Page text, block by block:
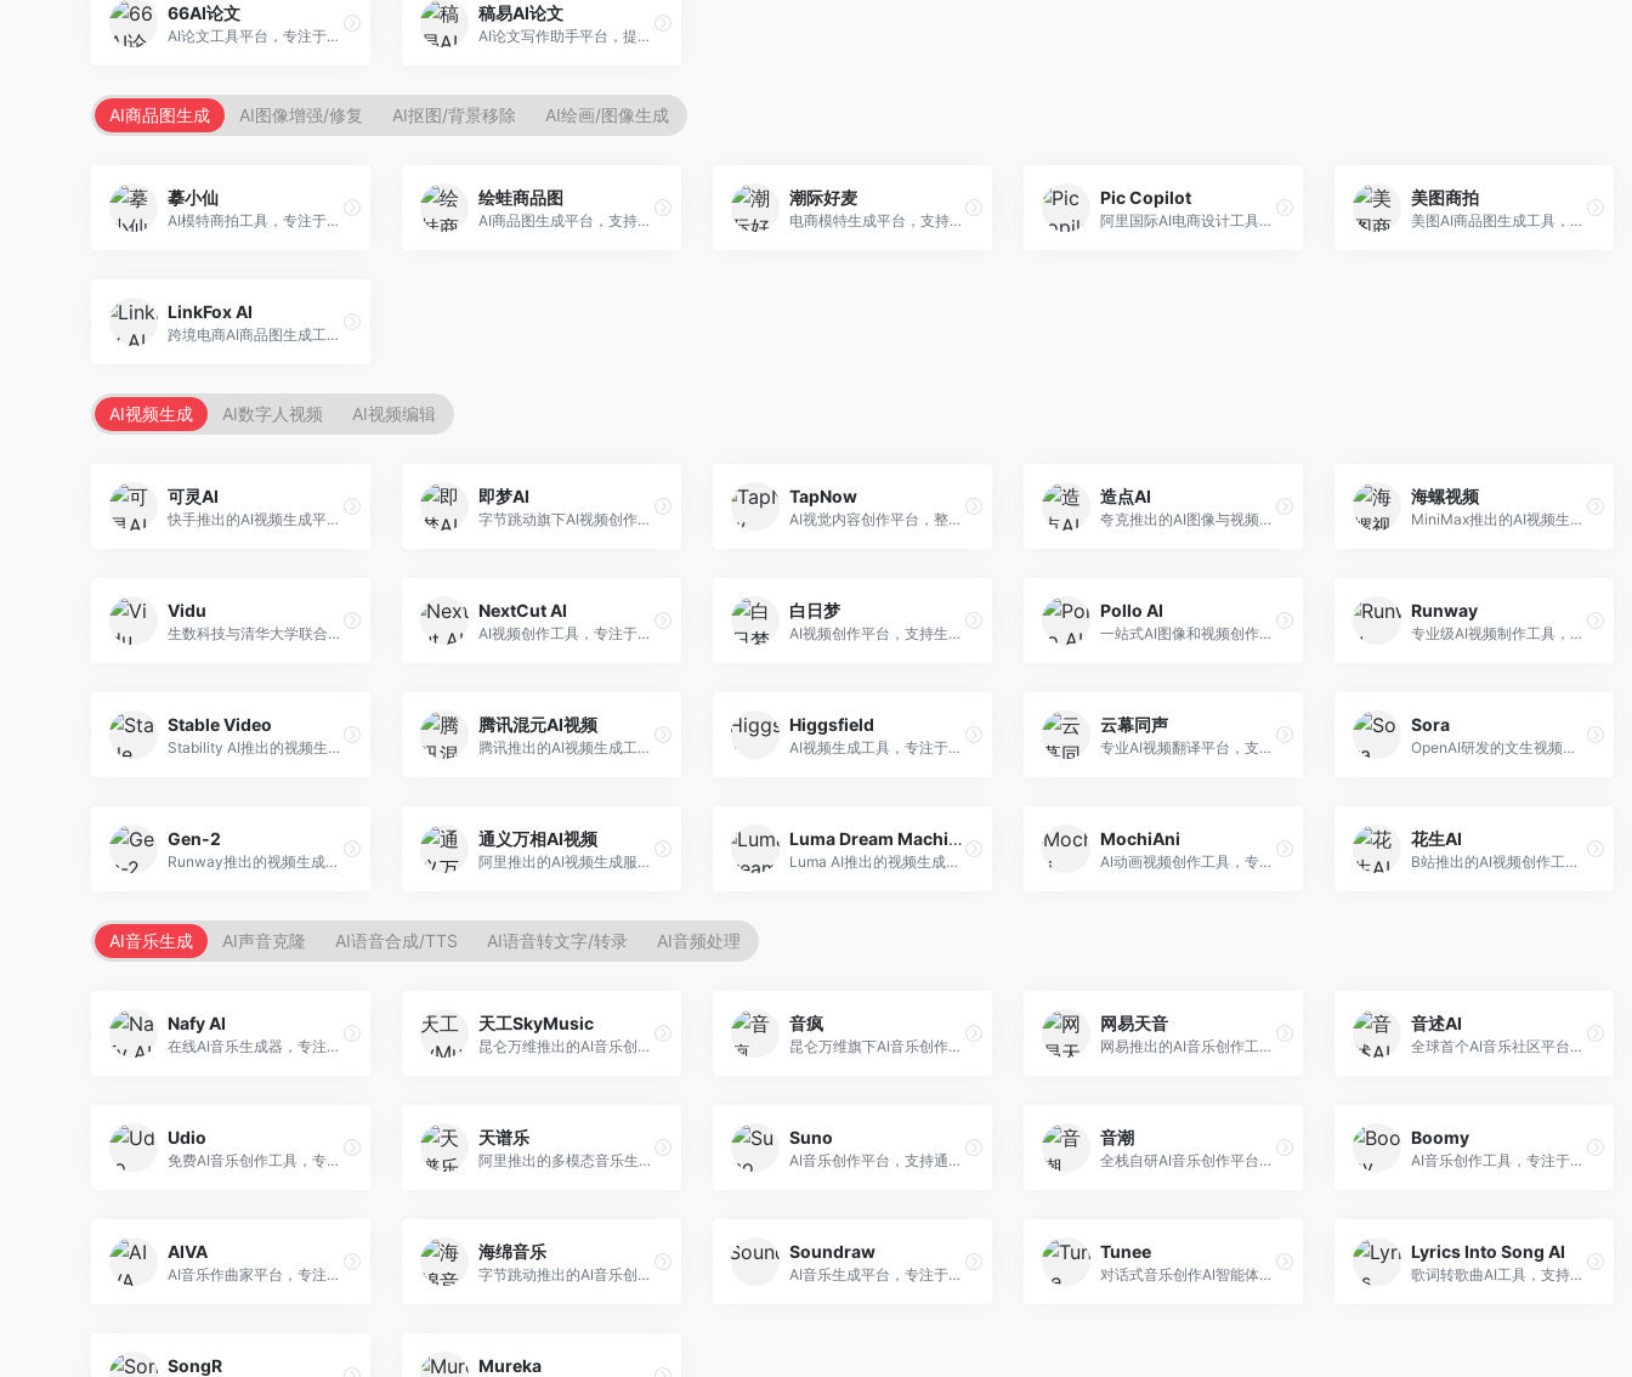
66AI论文
AI论文工具平台，专注于高质量低查重论文生成。面向大学生和研究生，提供论文写作、降重修改等服务，生成内容原创度高，查重率低。
稿易AI论文
AI论文写作助手平台，提供智能化学术写作支持。面向高校学生，支持多种论文类型生成，提供参考文献管理和格式规范服务，操作流程简单。
AI商品图生成 AI图像增强/修复 AI抠图/背景移除 AI绘画/图像生成
摹小仙
AI模特商拍工具，专注于服装电商。面向服装电商卖家，提供虚拟模特试穿、商品展示图生成等服务，模特形象多样，拍摄成本低。
绘蛙商品图
AI商品图生成平台，支持模特换装和场景生成。面向电商卖家，提供商品上身效果展示、场景化商品图生成等服务，电商营销效果显著。
潮际好麦
电商模特生成平台，支持AI虚拟模特创作。面向服装和配饰电商，提供模特试穿、商品展示、营销素材生成等服务，模特形象可定制。
Pic Copilot
阿里国际AI电商设计工具，专注于跨境电商。面向跨境电商卖家，提供商品图优化、营销海报生成、多语言适配等服务，海外市场适配性强。
美图商拍
美图AI商品图生成工具，整合美图生态。面向电商卖家，提供商品图美化、模特替换、场景生成等服务，移动端操作便捷。
LinkFox AI
跨境电商AI商品图生成工具。面向跨境电商卖家，支持多语言商品图生成、模特替换、场景优化等服务，适配海外电商平台需求。
AI视频生成 AI数字人视频 AI视频编辑
可灵AI
快手推出的AI视频生成平台，支持文生视频和图生视频，可生成长达2分钟的高质量视频内容。面向短视频创作者和营销人员，操作简便，生成效果逼真，适合商业推广和创意表达。
即梦AI
字节跳动旗下AI视频创作平台，支持多模态内容生成。面向内容创作者和营销人员，提供文生视频、图生视频、智能剪辑等功能，中文理解能力强，创作效率高。
TapNow
AI视觉内容创作平台，整合图像与视频生成能力。面向内容创作者，提供文生图、文生视频、智能编辑等服务，创作工具丰富，一站式体验便捷。
造点AI
夸克推出的AI图像与视频创作平台。面向普通用户和内容创作者，提供文生图、文生视频等功能，操作简便，与夸克生态深度整合。
海螺视频
MiniMax推出的AI视频生成工具，支持高质量视频创作。面向内容创作者，提供文生视频、视频编辑等功能，生成速度快，视频效果自然流畅。
Vidu
生数科技与清华大学联合研发的AI视频生成大模型。面向视频创作者和内容生产者，支持文生视频、图生视频，视频质量高，物理运动理解准确，国产视频生成领先工具。
NextCut AI
AI视频创作工具，专注于智能剪辑和视频生成。面向视频创作者，提供智能剪辑、视频生成、特效添加等功能，剪辑效率高，适合快节奏内容生产。
白日梦
AI视频创作平台，支持生成长达50分钟的长视频内容。面向长视频创作者和内容生产者，支持故事视频生成、视频编辑等功能，适合叙事性内容创作。
Pollo AI
一站式AI图像和视频创作平台，整合多种生成工具。面向内容创作者，提供文生图、文生视频、视频编辑等服务，创作工具全面，一站式体验便捷。
Runway
专业级AI视频制作工具，支持视频生成与编辑。面向影视制作人和创意工作者，提供文生视频、视频编辑、绿幕抠像等专业功能，视频处理能力强，适合专业创作场景。
Stable Video
Stability AI推出的视频生成模型，开源可部署。面向开发者和专业创作者，支持视频生成、视频编辑等功能，开源生态完善，定制化程度高。
腾讯混元AI视频
腾讯推出的AI视频生成工具，基于混元大模型。面向腾讯生态用户和内容创作者，支持文生视频、视频编辑等功能，与腾讯产品生态深度整合。
Higgsfield
AI视频生成工具，专注于高质量视频内容创作。面向视频创作者和营销人员，支持文生视频、视频编辑等功能，视频效果逼真，适合商业应用。
云幕同声
专业AI视频翻译平台，支持视频多语言配音和字幕生成。面向跨境电商和内容出海从业者，提供视频翻译、配音、字幕生成等服务，多语言支持完善。
Sora
OpenAI研发的文生视频大模型，可根据文字描述生成长达60秒的高清视频。面向影视创作者、广告从业者和内容生产者，视频连贯性强，物理世界理解准确，代表了AI视频生成的最高水平。
Gen-2
Runway推出的视频生成模型，专注于文生视频和视频风格转换。面向影视制作人和创意工作者，支持文本到视频、图像到视频等多种生成模式，视频质量专业级。
通义万相AI视频
阿里推出的AI视频生成服务，整合图像与视频创作能力。面向电商和营销从业者，支持商品视频生成、营销视频制作等服务，商业应用场景丰富。
Luma Dream Machine
Luma AI推出的视频生成工具，专注于高质量视频创作。面向影视创作者和内容生产者，支持文生视频、图生视频，视频质量高，物理运动流畅自然。
MochiAni
AI动画视频创作工具，专注于动画内容生成。面向动画创作者和二次元内容生产者，支持动画风格视频生成，动画效果流畅，适合动漫内容创作。
花生AI
B站推出的AI视频创作工具，专注于短视频内容生成。面向B站创作者，支持视频生成、视频编辑等功能，与B站平台深度整合，创作效率高。
AI音乐生成 AI声音克隆 AI语音合成/TTS AI语音转文字/转录 AI音频处理
Nafy AI
在线AI音乐生成器，专注于快速音乐创作。面向内容创作者，支持多种风格音乐生成，操作简便，生成速度快，适合快速配乐需求。
天工SkyMusic
昆仑万维推出的AI音乐创作平台，基于天工大模型。面向音乐创作者，支持歌词生成、旋律创作、音乐编曲等服务，中文音乐创作能力强。
音疯
昆仑万维旗下AI音乐创作平台，专注于音乐内容生成。面向音乐爱好者和内容创作者，提供多种风格音乐生成，操作简便，创作速度快。
网易天音
网易推出的AI音乐创作工具，支持作词、作曲与编曲。面向音乐爱好者和独立音乐人，提供歌词生成、旋律创作、编曲制作等服务，与网易云音乐生态深度整合。
音述AI
全球首个AI音乐社区平台，整合创作与分享功能。面向音乐创作者和爱好者，提供音乐创作、作品分享、社区交流等服务，社区氛围活跃。
Udio
免费AI音乐创作工具，专注于高质量音乐生成。面向音乐创作者和内容制作者，支持多种音乐风格生成，音质专业，创作自由度高，适合专业音乐制作场景。
天谱乐
阿里推出的多模态音乐生成平台，整合音频与文本理解能力。面向内容创作者，支持歌词生成、旋律创作、音乐编辑等服务，与阿里生态深度整合。
Suno
AI音乐创作平台，支持通过文字描述生成完整歌曲，包含歌词、旋律和人声。面向音乐爱好者、内容创作者和独立音乐人，操作门槛低，创作速度快，支持多种音乐风格，为音乐创作带来全新可能。
音潮
全栈自研AI音乐创作平台，支持从创作到发布的完整流程。面向独立音乐人和音乐工作室，提供作词作曲、编曲混音、音乐发布等服务，创作工具专业。
Boomy
AI音乐创作工具，专注于快速音乐生成与发布。面向音乐爱好者和业余创作者，支持一键生成原创音乐，可直接发布到音乐平台，创作门槛低。
AIVA
AI音乐作曲家平台，专注于古典和影视配乐创作。面向影视制作人和游戏开发者，提供原创音乐生成、配乐定制等服务，音乐风格专业，适合影视游戏配乐。
海绵音乐
字节跳动推出的AI音乐创作平台，支持多风格音乐生成。面向内容创作者和音乐爱好者，提供歌词创作、旋律生成、编曲制作等服务，创作效率高，适合短视频配乐。
Soundraw
AI音乐生成平台，专注于免版税音乐创作。面向视频创作者和内容制作者，提供背景音乐生成、音乐定制等服务，音乐版权清晰，适合视频配乐场景。
Tunee
对话式音乐创作AI智能体，支持自然语言交互创作。面向音乐爱好者，通过对话方式完成音乐创作，交互体验友好，创作过程直观。
Lyrics Into Song AI
歌词转歌曲AI工具，支持将歌词转化为完整歌曲。面向歌词创作者和音乐爱好者，提供歌词谱曲、编曲制作等服务，歌词音乐化效率高。
SongR Mureka